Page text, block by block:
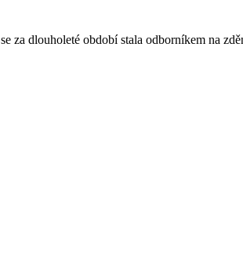
se za dlouholeté období stala odborníkem na